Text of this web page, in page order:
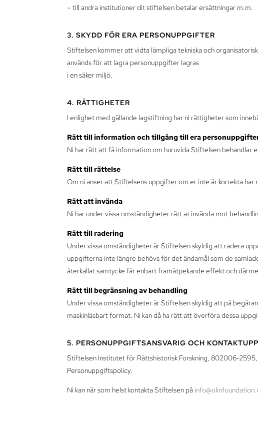
– till andra institutioner dit stiftelsen betalar ersättningar m.m.
3. SKYDD FÖR ERA PERSONUPPGIFTER
Stiftelsen kommer att vidta lämpliga tekniska och
används för att lagra personuppgifter lagras
i en säker miljö.
4. RÄTTIGHETER
I enlighet med gällande lagstiftning har ni rättigheter som
Rätt till information och tillgång till era
Ni har rätt att få information om huruvida Stiftelsen behandlar
Rätt till rättelse
Om ni anser att Stiftelsens uppgifter om er inte är korrekta
Rätt att invända
Ni har under vissa omständigheter rätt at invända mot
Rätt till radering
Under vissa omständigheter är Stiftelsen skyldig att radera
uppgifterna inte längre behövs för det ändamål som de
återkallat samtycke får enbart framåtpekande effekt och
Rätt till begränsning av behandling
Under vissa omständigheter är Stiftelsen skyldig att på
maskinläsbart format. Ni kan då ha rätt att överföra dessa
5. PERSONUPPGIFTSANSVARIG OCH
Stiftelsen Institutet för Rättshistorisk Forskning, 802006-
Personuppgiftspolicy.
Ni kan när som helst kontakta Stiftelsen på